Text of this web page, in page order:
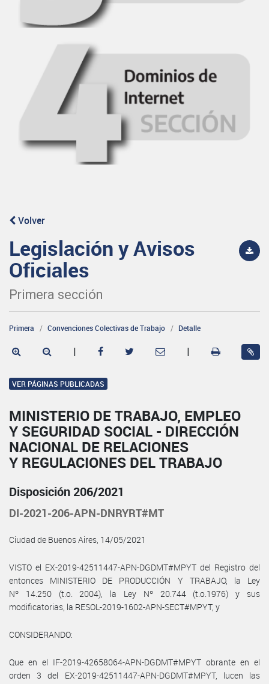
Volver
Legislación y Avisos
Oficiales
Primera sección
Primera Convenciones Colectivas de Trabajo Detalle
| |
VER PÁGINAS PUBLICADAS
MINISTERIO DE TRABAJO, EMPLEO
Y SEGURIDAD SOCIAL - DIRECCIÓN
NACIONAL DE RELACIONES
Y REGULACIONES DEL TRABAJO
Disposición 206/2021
DI-2021-206-APN-DNRYRT#MT
Ciudad de Buenos Aires, 14/05/2021
VISTO el EX-2019-42511447-APN-DGDMT#MPYT del Registro del
entonces MINISTERIO DE PRODUCCIÓN Y TRABAJO, la Ley
Nº 14.250 (t.o. 2004), la Ley Nº 20.744 (t.o.1976) y sus
modificatorias, la RESOL-2019-1602-APN-SECT#MPYT, y
CONSIDERANDO:
Que en el IF-2019-42658064-APN-DGDMT#MPYT obrante en el
orden 3 del EX-2019-42511447-APN-DGDMT#MPYT, lucen las